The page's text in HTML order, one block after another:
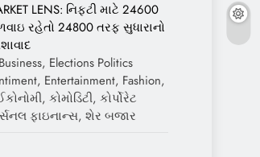
LENS: નિફ્ટી માટે 24600
રહેતો 24800 તરફ સુધારાનો
Elections Politics
Entertainment, Fashion,
કોમોડિટી, કોર્પોરેટ
ફાઇનાન્સ, શેર બજાર